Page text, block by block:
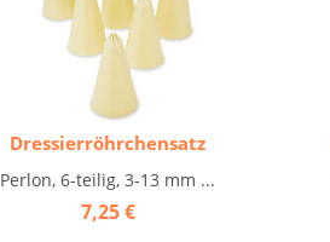
Dressierröhrchensatz
Perlon, 6-teilig, 3-13 mm ...
7,25 €